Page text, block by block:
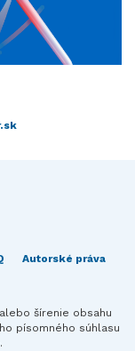
Autorské práva
šírenie obsahu
písomného súhlasu